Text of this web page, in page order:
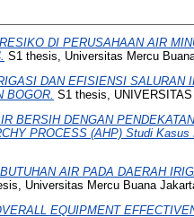
DI PERUSAHAAN AIR
S1 thesis, Universitas Mercu
DAN EFISIENSI SALURAN
BOGOR. S1 thesis,
BERSIH DENGAN
PROCESS (AHP) Studi
AIR PADA DAERAH
Universitas Mercu Buana
EQUIPMENT